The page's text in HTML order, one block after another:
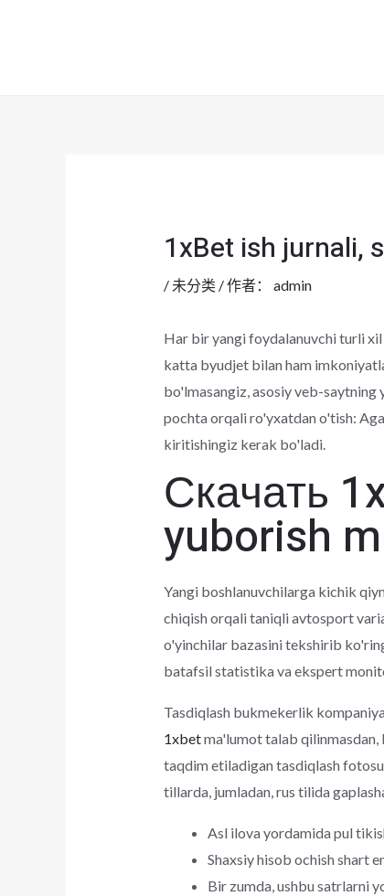
1xBet ish jurnali,
/ 未分类 / 作者： admin
Har bir yangi foydalanuvchi turli
katta byudjet bilan ham
bo'lmasangiz, asosiy veb-
pochta orqali ro'yxatdan o'tish:
kiritishingiz kerak bo'ladi.
Скачать
yuborish
Yangi boshlanuvchilarga kichik
chiqish orqali taniqli avtosport
o'yinchilar bazasini tekshirib
batafsil statistika va ekspert
Tasdiqlash bukmekerlik
1xbetma'lumot talab qilinmasdan,
taqdim etiladigan tasdiqlash
tillarda, jumladan, rus tilida
Asl ilova yordamida pul
Shaxsiy hisob ochish shart
Bir zumda, ushbu satrlarni